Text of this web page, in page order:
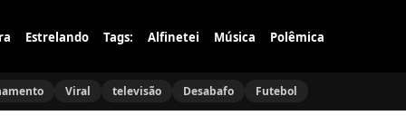
Estrelando Tags: Alfinetei Música Polêmica
Viral televisão Desabafo Futebol